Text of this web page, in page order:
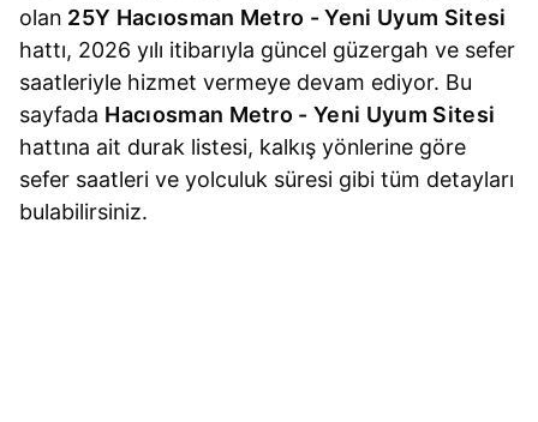
olan 25Y Hacıosman Metro - Yeni Uyum Sitesi
hattı, 2026 yılı itibarıyla güncel güzergah ve sefer
saatleriyle hizmet vermeye devam ediyor. Bu
sayfada Hacıosman Metro - Yeni Uyum Sitesi
hattına ait durak listesi, kalkış yönlerine göre
sefer saatleri ve yolculuk süresi gibi tüm detayları
bulabilirsiniz.